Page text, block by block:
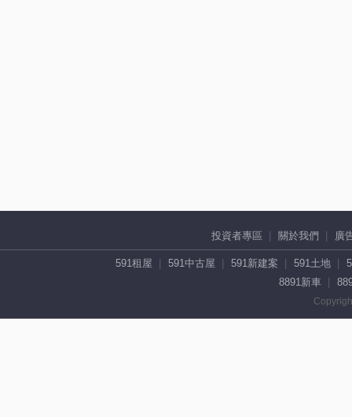
投資者專區 關於我們 廣
591租屋 591中古屋 591新建案 591土地
8891新車